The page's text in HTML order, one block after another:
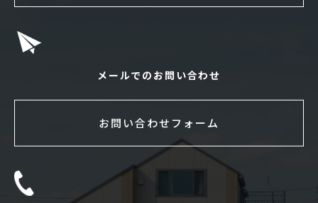
メールでのお問い合わせ
お問い合わせフォーム